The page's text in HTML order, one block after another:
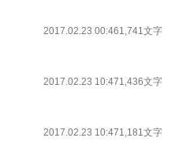
2017.02.23 00:461,741文字
2017.02.23 10:471,436文字
2017.02.23 10:471,181文字